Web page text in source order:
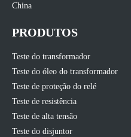
China
PRODUTOS
Teste do transformador
Teste do óleo do transformador
Teste de proteção do relé
Teste de resistência
Teste de alta tensão
Teste do disjuntor